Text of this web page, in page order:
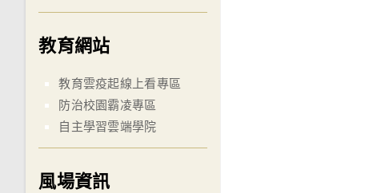
教育網站
教育雲疫起線上看專區
防治校園霸凌專區
自主學習雲端學院
風場資訊